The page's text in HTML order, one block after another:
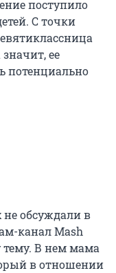
поступило
С точки
ее
потенциально
обсуждали в
канал Mash
тему. В нем мама
в отношении